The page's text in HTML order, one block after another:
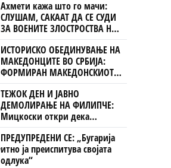
Ахмети кажа што го мачи:
СЛУШАМ, САКААТ ДА СЕ СУДИ
ЗА ВОЕНИТЕ ЗЛОСТРОСТВА НА
УЧК...
ИСТОРИСКО ОБЕДИНУВАЊЕ НА
МАКЕДОНЦИТЕ ВО СРБИЈА:
ФОРМИРАН МАКЕДОНСКИОТ
НАЦИОНАЛЕН СОЈУЗ
ТЕЖОК ДЕН И ЈАВНО
ДЕМОЛИРАЊЕ НА ФИЛИПЧЕ:
Мицкоски откри дека
човекот појма нема од
ништо, освен за кеш
ПРЕДУПРЕДЕНИ СЕ: „Бугарија
итно ја преиспитува својата
одлука“